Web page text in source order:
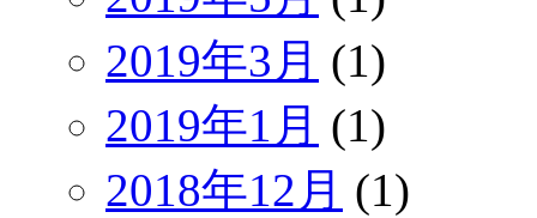
2019年3月 (1)
2019年1月 (1)
2018年12月 (1)